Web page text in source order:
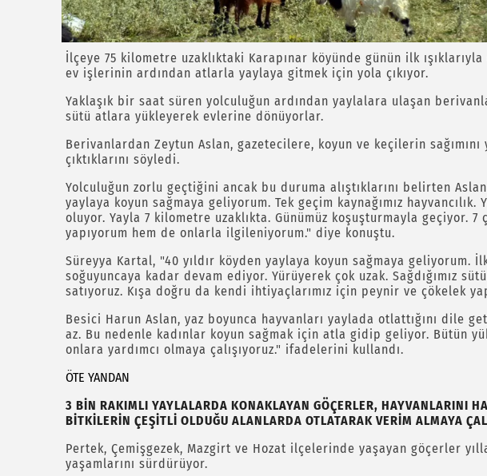
İlçeye 75 kilometre uzaklıktaki Karapınar köyünde günün ilk
ev işlerinin ardından atlarla yaylaya gitmek için yola çıkıyor.
Yaklaşık bir saat süren yolculuğun ardından yaylalara ulaşan
sütü atlara yükleyerek evlerine dönüyorlar.
Berivanlardan Zeytun Aslan, gazetecilere, koyun ve keçilerin
çıktıklarını söyledi.
Yolculuğun zorlu geçtiğini ancak bu duruma alıştıklarını belirten
yaylaya koyun sağmaya geliyorum. Tek geçim kaynağımız
oluyor. Yayla 7 kilometre uzaklıkta. Günümüz koşuşturmayla geçiyor.
yapıyorum hem de onlarla ilgileniyorum." diye konuştu.
Süreyya Kartal, "40 yıldır köyden yaylaya koyun sağmaya geliyorum.
soğuyuncaya kadar devam ediyor. Yürüyerek çok uzak. Sağdığımız
satıyoruz. Kışa doğru da kendi ihtiyaçlarımız için peynir ve çökelek
Besici Harun Aslan, yaz boyunca hayvanları yaylada otlattığını dile
az. Bu nedenle kadınlar koyun sağmak için atla gidip geliyor. Bütün yük
onlara yardımcı olmaya çalışıyoruz." ifadelerini kullandı.
ÖTE YANDAN
3 BİN RAKIMLI YAYLALARDA KONAKLAYAN GÖÇERLER, HAYVANLARINI
BİTKİLERİN ÇEŞİTLİ OLDUĞU ALANLARDA OTLATARAK VERİM ALMAYA
Pertek, Çemişgezek, Mazgirt ve Hozat ilçelerinde yaşayan göçerler
yaşamlarını sürdürüyor.